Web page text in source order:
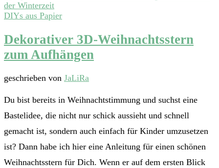
DIYs aus Papier
Dekorativer 3D-Weihnachtsstern
zum Aufhängen
geschrieben von JaLiRa
Du bist bereits in Weihnachtstimmung und suchst eine
Bastelidee, die nicht nur schick aussieht und schnell
gemacht ist, sondern auch einfach für Kinder umzusetzen
ist? Dann habe ich hier eine Anleitung für einen schönen
Weihnachtsstern für Dich. Wenn er auf dem ersten Blick